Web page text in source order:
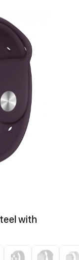
with